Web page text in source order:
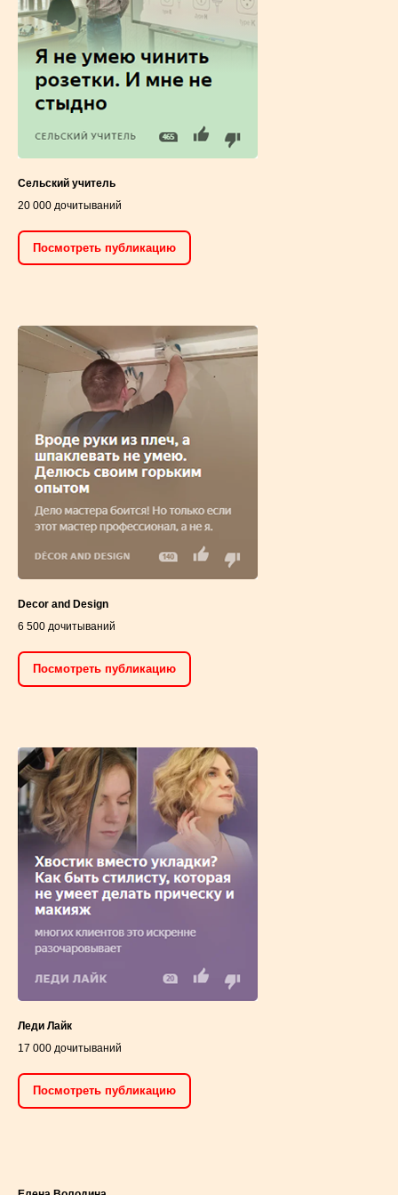
Сельский учитель
20 000 дочитываний
Посмотреть публикацию
Decor and Design
6 500 дочитываний
Посмотреть публикацию
Леди Лайк
17 000 дочитываний
Посмотреть публикацию